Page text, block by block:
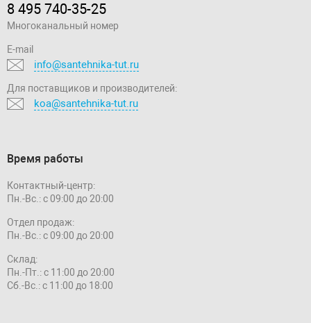
8 495 740-35-25
Многоканальный номер
E-mail
info@santehnika-tut.ru
Для поставщиков и производителей:
koa@santehnika-tut.ru
Время работы
Контактный-центр:
Пн.-Вс.: с 09:00 до 20:00
Отдел продаж:
Пн.-Вс.: с 09:00 до 20:00
Склад:
Пн.-Пт.: с 11:00 до 20:00
Сб.-Вс.: с 11:00 до 18:00